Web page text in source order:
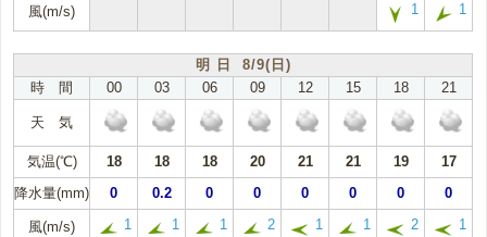
風(m/s) 1 1
明 日 8/9(日)
時 間
00 03 06 09 12 15 18 21
天 気
気温(℃) 18 18 18 20 21 21 19
17
降水量(mm)
0 0.2 0 0 0 0 0 0
風(m/s) 1 1 1 2 1 1 2 1